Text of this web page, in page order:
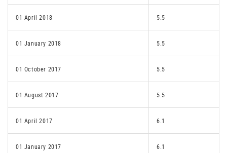
01 April 2018 5.5
01 January 2018 5.5
01 October 2017 5.5
01 August 2017 5.5
01 April 2017 6.1
01 January 2017 6.1